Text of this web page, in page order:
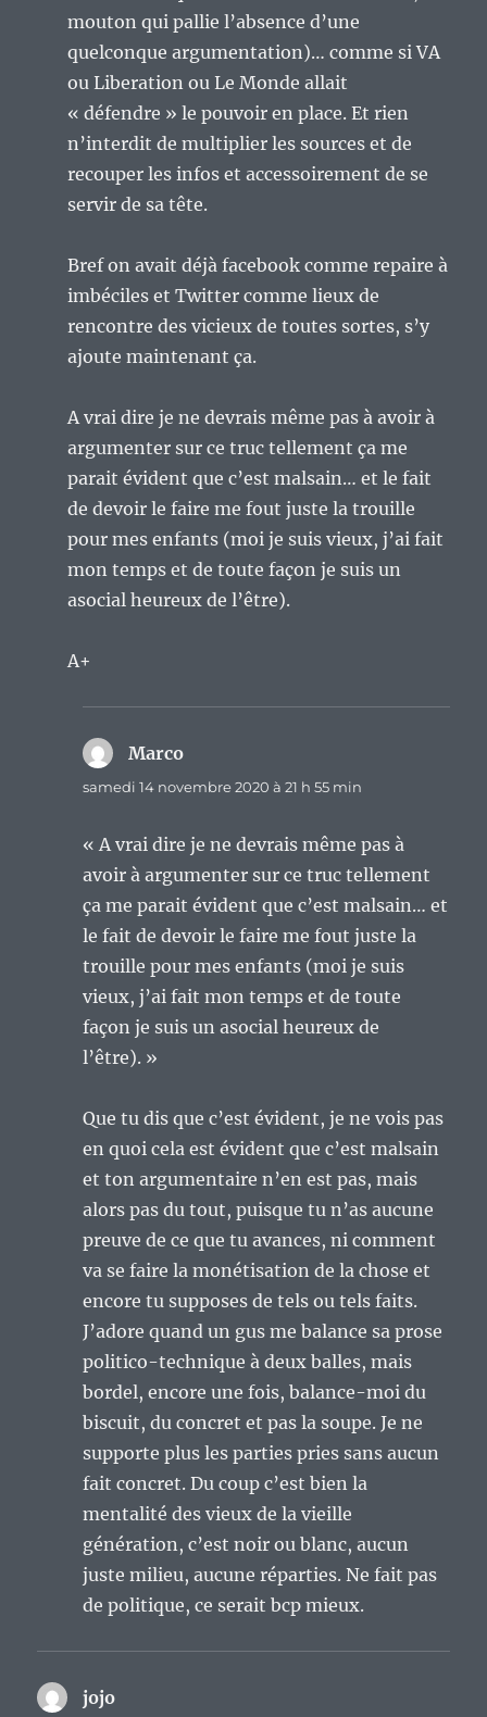
mouton qui pallie l’absence d’une
quelconque argumentation)… comme si VA
ou Liberation ou Le Monde allait
« défendre » le pouvoir en place. Et rien
n’interdit de multiplier les sources et de
recouper les infos et accessoirement de se
servir de sa tête.
Bref on avait déjà facebook comme repaire à
imbéciles et Twitter comme lieux de
rencontre des vicieux de toutes sortes, s’y
ajoute maintenant ça.
A vrai dire je ne devrais même pas à avoir à
argumenter sur ce truc tellement ça me
parait évident que c’est malsain… et le fait
de devoir le faire me fout juste la trouille
pour mes enfants (moi je suis vieux, j’ai fait
mon temps et de toute façon je suis un
asocial heureux de l’être).
A+
Marco
samedi 14 novembre 2020 à 21 h 55 min
« A vrai dire je ne devrais même pas à
avoir à argumenter sur ce truc tellement
ça me parait évident que c’est malsain… et
le fait de devoir le faire me fout juste la
trouille pour mes enfants (moi je suis
vieux, j’ai fait mon temps et de toute
façon je suis un asocial heureux de
l’être). »
Que tu dis que c’est évident, je ne vois pas
en quoi cela est évident que c’est malsain
et ton argumentaire n’en est pas, mais
alors pas du tout, puisque tu n’as aucune
preuve de ce que tu avances, ni comment
va se faire la monétisation de la chose et
encore tu supposes de tels ou tels faits.
J’adore quand un gus me balance sa prose
politico-technique à deux balles, mais
bordel, encore une fois, balance-moi du
biscuit, du concret et pas la soupe. Je ne
supporte plus les parties pries sans aucun
fait concret. Du coup c’est bien la
mentalité des vieux de la vieille
génération, c’est noir ou blanc, aucun
juste milieu, aucune réparties. Ne fait pas
de politique, ce serait bcp mieux.
jojo